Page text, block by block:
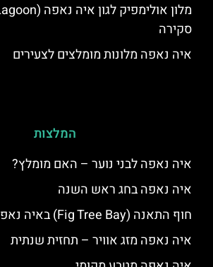
סקירה
איה נאפה מלונות מומלצים לצעירים
המלצות
איה נאפה לבני נוער – האם מומלץ?
איה נאפה בחג ראש השנה
חוף התאנה (Fig Tree Bay) באיה נאפה
איה נאפה מזג אוויר – תחזית שנתית